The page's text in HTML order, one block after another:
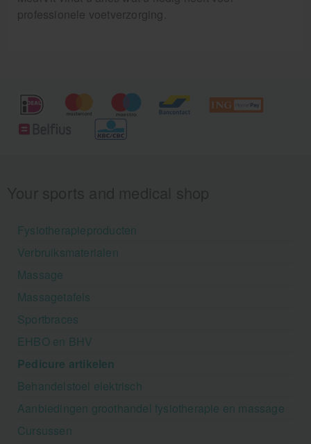
professionele voetverzorging.
Fysiotherapieproducten
Verbruiksmaterialen
Massage
Massagetafels
Sportbraces
EHBO en BHV
Pedicure artikelen
Behandelstoel elektrisch
Aanbiedingen groothandel fysiotherapie en massage
Cursussen